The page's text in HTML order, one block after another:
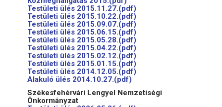
Testületi ülés 2015.11.27.(pdf)
Testületi ülés 2015.10.22.(pdf)
Testületi ülés 2015.09.07.(pdf)
Testületi ülés 2015.06.15.(pdf)
Testületi ülés 2015.05.28.(pdf)
Testületi ülés 2015.04.22.(pdf)
Testületi ülés 2015.02.12.(pdf)
Testületi ülés 2015.01.15.(pdf)
Testületi ülés 2014.12.05.(pdf)
Alakuló ülés 2014.10.27.(pdf)
Székesfehérvári Lengyel Nemzetiségi
Önkormányzat